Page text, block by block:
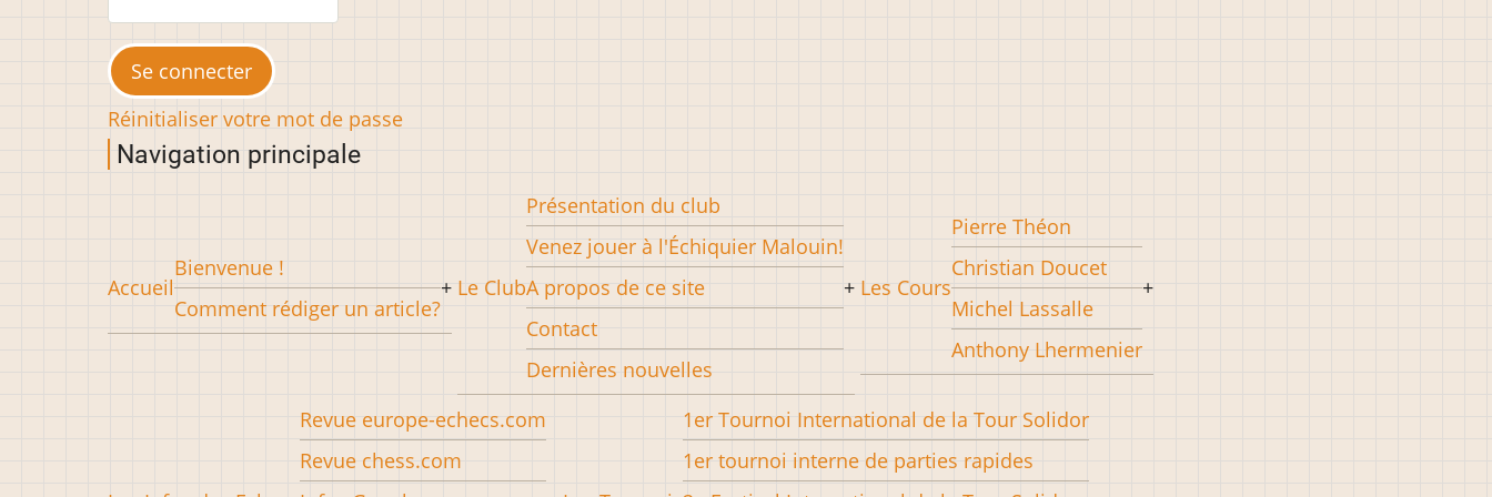
Réinitialiser votre mot de passe
Navigation principale
Accueil
Bienvenue !
Comment rédiger un article?
Le Club
Présentation du club
Venez jouer à l'Échiquier Malouin!
A propos de ce site
Contact
Dernières nouvelles
Les Cours
Pierre Théon
Christian Doucet
Michel Lassalle
Anthony Lhermenier
Revue europe-echecs.com
Revue chess.com
1er Tournoi International de la Tour Solidor
1er tournoi interne de parties rapides